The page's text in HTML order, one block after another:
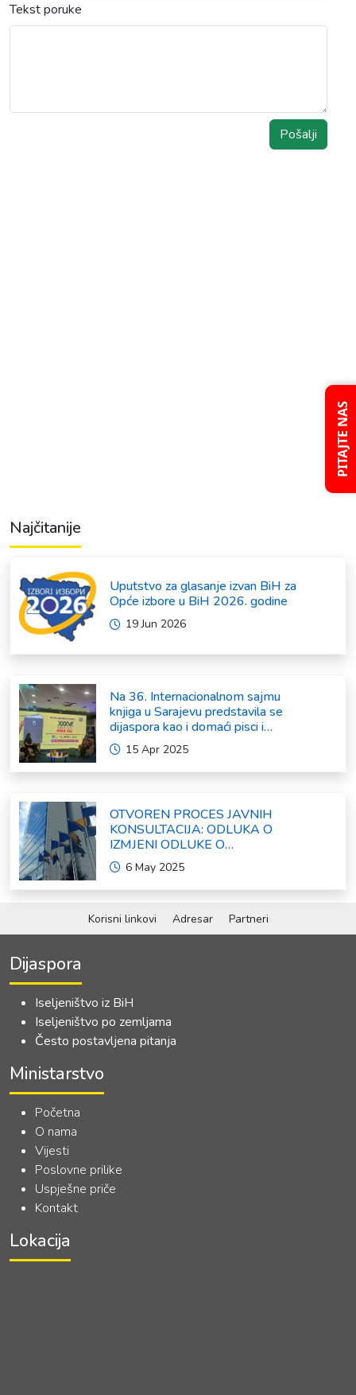
PITAJTE NAS
Tekst poruke
Pošalji
Sprunki Incredibox
Najčitanije
Uputstvo za glasanje izvan BiH za
Opće izbore u BiH 2026. godine
19 Jun 2026
Na 36. Internacionalnom sajmu
knjiga u Sarajevu predstavila se
dijaspora kao i domaći pisci i
umjetnici
15 Apr 2025
OTVOREN PROCES JAVNIH
KONSULTACIJA: ODLUKA O
IZMJENI ODLUKE O
FORMIRANJU INTERRESORNE
RADNE GRUPE ZA IZRADU
OKVIRNOG ZAKONA O
INSTITUCIJA BOSNE I
HERCEGOVINE
6 May 2025
Korisni linkovi Adresar Partneri
Dijaspora
Iseljeništvo iz BiH
Iseljeništvo po zemljama
Često postavljena pitanja
Ministarstvo
Početna
O nama
Vijesti
Poslovne prilike
Uspješne priče
Kontakt
Lokacija